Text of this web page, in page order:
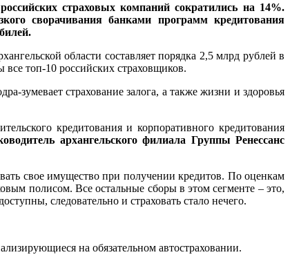
страховых компаний сократились на 14%.
сворачивания банками программ кредитования
области составляет порядка 2,5 млрд рублей в
топ-10 российских страховщиков.
зумевает страхование залога, а также жизни и здоровья
кредитования и корпоративного кредитования
архангельского филиала Группы Ренессанс
свое имущество при получении кредитов. По оценкам
полисом. Все остальные сборы в этом сегменте – это,
следовательно и страховать стало нечего.
на обязательном автостраховании.